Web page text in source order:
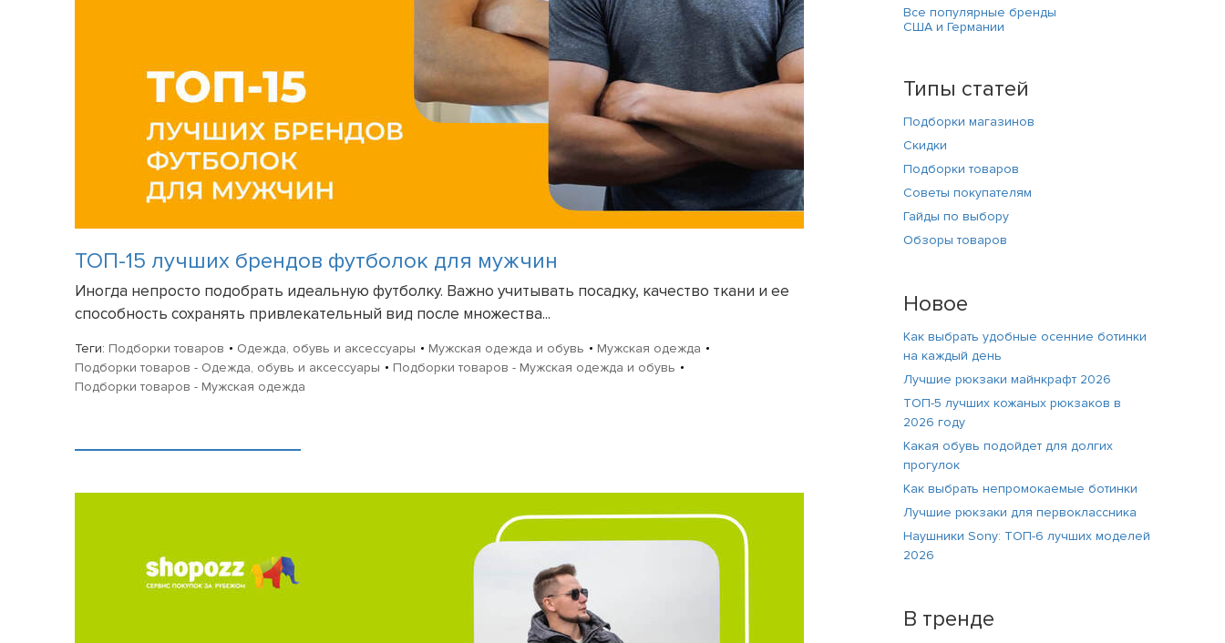
ТОП-15 лучших брендов футболок для мужчин
Иногда непросто подобрать идеальную футболку. Важно учитывать посадку, качество ткани и ее
способность сохранять привлекательный вид после множества...
Теги: Подборки товаров Одежда, обувь и аксессуары Мужская одежда и обувь
Мужская одежда
Подборки товаров - Одежда, обувь и аксессуары
Подборки товаров - Мужская одежда и обувь
Подборки товаров - Мужская одежда
Все популярные бренды
США и Германии
Типы статей
Подборки магазинов
Скидки
Подборки товаров
Советы покупателям
Гайды по выбору
Обзоры товаров
Новое
Как выбрать удобные осенние ботинки
на каждый день
Лучшие рюкзаки майнкрафт 2026
ТОП-5 лучших кожаных рюкзаков в
2026 году
Какая обувь подойдет для долгих
прогулок
Как выбрать непромокаемые ботинки
Лучшие рюкзаки для первоклассника
Наушники Sony: ТОП-6 лучших моделей
2026
В тренде